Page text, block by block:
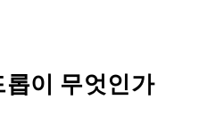
이 무엇인가